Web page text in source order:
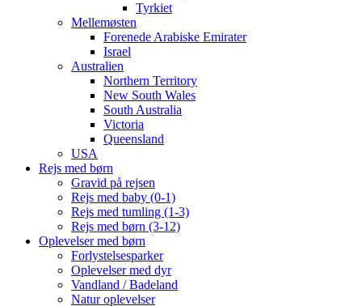
Tyrkiet
Mellemøsten
Forenede Arabiske Emirater
Israel
Australien
Northern Territory
New South Wales
South Australia
Victoria
Queensland
USA
Rejs med børn
Gravid på rejsen
Rejs med baby (0-1)
Rejs med tumling (1-3)
Rejs med børn (3-12)
Oplevelser med børn
Forlystelsesparker
Oplevelser med dyr
Vandland / Badeland
Natur oplevelser